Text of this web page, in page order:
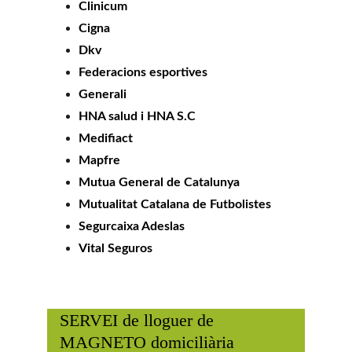
Clinicum
Cigna
Dkv
Federacions esportives
Generali
HNA salud i HNA S.C
Medifiact
Mapfre
Mutua General de Catalunya
Mutualitat Catalana de Futbolistes
Segurcaixa Adeslas
Vital Seguros
SERVEI de lloguer de
MAGNETO domiciliària